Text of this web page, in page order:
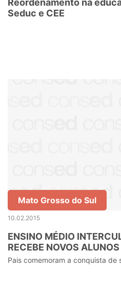
Reordenamento na
Seduc e CEE
Mato Grosso do Sul
10.02.2015
ENSINO MÉDIO
RECEBE NOVOS
Pais comemoram a conquista de